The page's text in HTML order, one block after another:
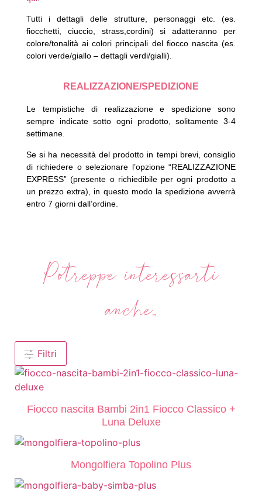
Tutti i dettagli delle strutture, personaggi etc. (es.
fiocchetti, ciuccio, strass,cordini) si adatteranno per
colore/tonalità ai colori principali del fiocco nascita (es.
colori verde/giallo – dettagli verdi/gialli).
REALIZZAZIONE/SPEDIZIONE
Le tempistiche di realizzazione e spedizione sono
sempre indicate sotto ogni prodotto, solitamente 3-4
settimane.
Se si ha necessità del prodotto in tempi brevi, consiglio
di richiedere o selezionare l’opzione “REALIZZAZIONE
EXPRESS” (presente o richiedibile per ogni prodotto a
un prezzo extra), in questo modo la spedizione avverrà
entro 7 giorni dall’ordine.
Potreppe interessarti
anche...
Filtri
Fiocco nascita Bambi 2in1 Fiocco Classico +
Luna Deluxe
Mongolfiera Topolino Plus